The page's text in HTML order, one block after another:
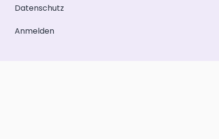
Datenschutz
Anmelden